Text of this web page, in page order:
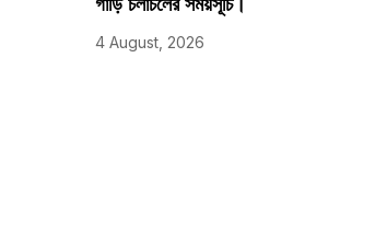
4 August, 2026